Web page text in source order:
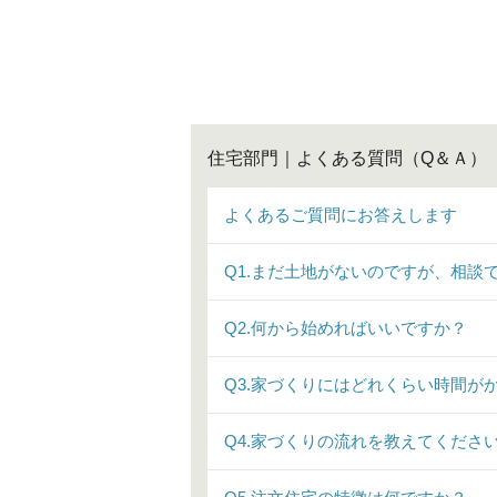
住宅部門｜よくある質問（Q＆Ａ）
よくあるご質問にお答えします
Q1.まだ土地がないのですが、相談
Q2.何から始めればいいですか？
Q3.家づくりにはどれくらい時間が
Q4.家づくりの流れを教えてください